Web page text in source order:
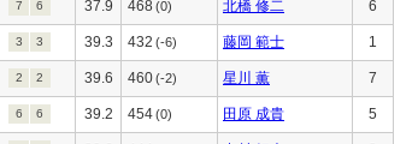
7 6 37.9 468 (0) 北橋 修二 6
3 3 39.3 432 (-6) 藤岡 範士 1
2 2 39.6 460(-2) 星川 薫 7
6 6 39.2 454(0) 田原 成貴 5